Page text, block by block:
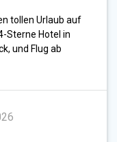
tollen Urlaub auf
Sterne Hotel in
und Flug ab